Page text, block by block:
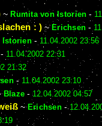
~ Rumita von Istorien -
: )~ Erichsen -
Istorien- 11.04.2002 23:56
-11.04.2002 22:31
21:32
- 11.04.2002 23:10
Blaze -12.04.2002 04:57
~ Erichsen-